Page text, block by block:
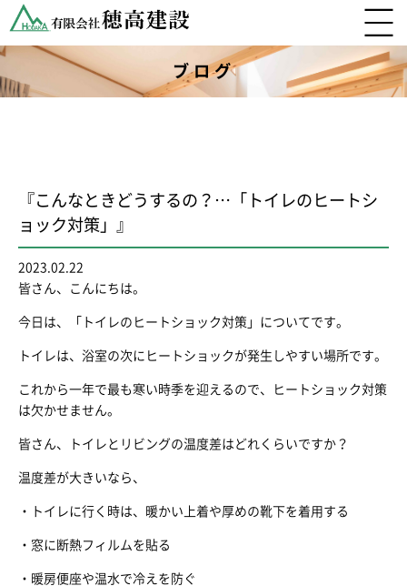
ブログ
『こんなときどうするの？…「トイレのヒートシ
ョック対策」』
2023.02.22
皆さん、こんにちは。
今日は、「トイレのヒートショック対策」についてです。
トイレは、浴室の次にヒートショックが発生しやすい場所です。
これから一年で最も寒い時季を迎えるので、ヒートショック対策
は欠かせません。
皆さん、トイレとリビングの温度差はどれくらいですか？
温度差が大きいなら、
・トイレに行く時は、暖かい上着や厚めの靴下を着用する
・窓に断熱フィルムを貼る
・暖房便座や温水で冷えを防ぐ